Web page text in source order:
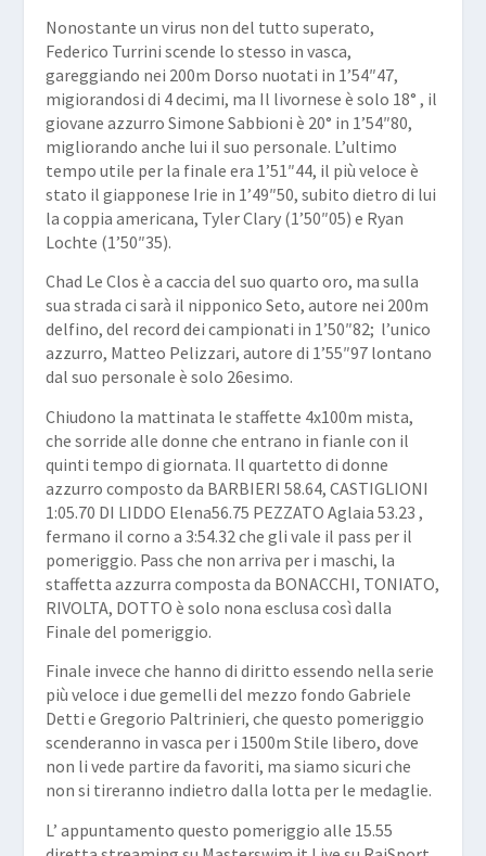
Nonostante un virus non del tutto superato,
Federico Turrini scende lo stesso in vasca,
gareggiando nei 200m Dorso nuotati in 1’54″47,
migiorandosi di 4 decimi, ma Il livornese è solo 18° , il
giovane azzurro Simone Sabbioni è 20° in 1’54″80,
migliorando anche lui il suo personale. L’ultimo
tempo utile per la finale era 1’51″44, il più veloce è
stato il giapponese Irie in 1’49″50, subito dietro di lui
la coppia americana, Tyler Clary (1’50″05) e Ryan
Lochte (1’50″35).
Chad Le Clos è a caccia del suo quarto oro, ma sulla
sua strada ci sarà il nipponico Seto, autore nei 200m
delfino, del record dei campionati in 1’50″82; l’unico
azzurro, Matteo Pelizzari, autore di 1’55″97 lontano
dal suo personale è solo 26esimo.
Chiudono la mattinata le staffette 4x100m mista,
che sorride alle donne che entrano in fianle con il
quinti tempo di giornata. Il quartetto di donne
azzurro composto da BARBIERI 58.64, CASTIGLIONI
1:05.70 DI LIDDO Elena56.75 PEZZATO Aglaia 53.23 ,
fermano il corno a 3:54.32 che gli vale il pass per il
pomeriggio. Pass che non arriva per i maschi, la
staffetta azzurra composta da BONACCHI, TONIATO,
RIVOLTA, DOTTO è solo nona esclusa così dalla
Finale del pomeriggio.
Finale invece che hanno di diritto essendo nella serie
più veloce i due gemelli del mezzo fondo Gabriele
Detti e Gregorio Paltrinieri, che questo pomeriggio
scenderanno in vasca per i 1500m Stile libero, dove
non li vede partire da favoriti, ma siamo sicuri che
non si tireranno indietro dalla lotta per le medaglie.
L’ appuntamento questo pomeriggio alle 15.55